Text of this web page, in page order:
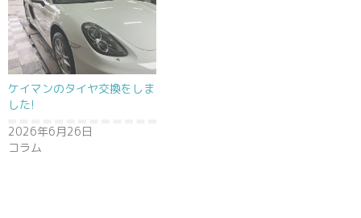
ケイマンのタイヤ交換をしま
した!
2026年6月26日
コラム